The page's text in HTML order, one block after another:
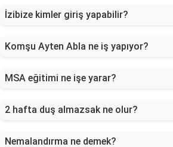
İzibize kimler giriş yapabilir?
Komşu Ayten Abla ne iş yapıyor?
MSA eğitimi ne işe yarar?
2 hafta duş almazsak ne olur?
Nemalandırma ne demek?